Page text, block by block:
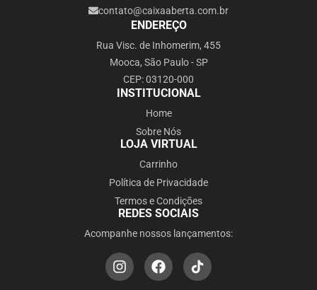
contato@caixaaberta.com.br
ENDEREÇO
Rua Visc. de Inhomerim, 455
Mooca, São Paulo - SP
CEP: 03120-000
INSTITUCIONAL
Home
Sobre Nós
LOJA VIRTUAL
Carrinho
Política de Privacidade
Termos e Condições
REDES SOCIAIS
Acompanhe nossos lançamentos: